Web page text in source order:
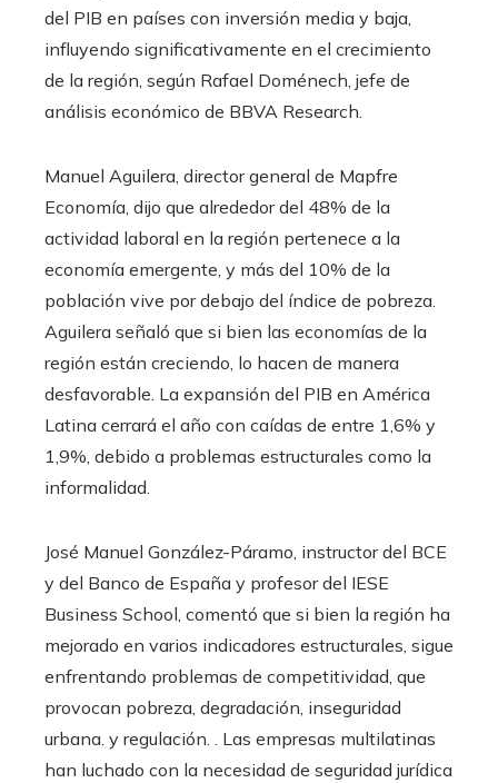
del PIB en países con inversión media y baja,
influyendo significativamente en el crecimiento
de la región, según Rafael Doménech, jefe de
análisis económico de BBVA Research.
Manuel Aguilera, director general de Mapfre
Economía, dijo que alrededor del 48% de la
actividad laboral en la región pertenece a la
economía emergente, y más del 10% de la
población vive por debajo del índice de pobreza.
Aguilera señaló que si bien las economías de la
región están creciendo, lo hacen de manera
desfavorable. La expansión del PIB en América
Latina cerrará el año con caídas de entre 1,6% y
1,9%, debido a problemas estructurales como la
informalidad.
José Manuel González-Páramo, instructor del BCE
y del Banco de España y profesor del IESE
Business School, comentó que si bien la región ha
mejorado en varios indicadores estructurales, sigue
enfrentando problemas de competitividad, que
provocan pobreza, degradación, inseguridad
urbana. y regulación. . Las empresas multilatinas
han luchado con la necesidad de seguridad jurídica